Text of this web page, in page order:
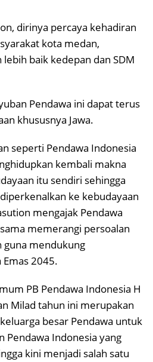
dirinya percaya kehadiran
kota medan,
baik kedepan dan SDM
Pendawa ini dapat terus
khususnya Jawa.
seperti Pendawa Indonesia
kembali makna
itu sendiri sehingga
ke kebudayaan
mengajak Pendawa
memerangi persoalan
guna mendukung
2045.
PB Pendawa Indonesia H
Milad tahun ini merupakan
besar Pendawa untuk
Pendawa Indonesia yang
kini menjadi salah satu